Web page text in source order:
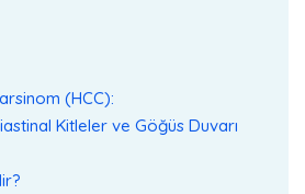
(HCC):
Kitleler ve Göğüs Duvarı